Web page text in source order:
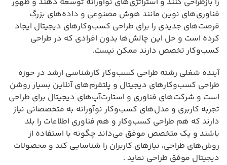
فناوری‌های نوین مانند هوش مصنوعی و داده‌های بزرگ
فرصت‌های جدیدی را برای طراحی کسب‌وکارهای دیجیتال ایجاد
کرده است و حل این چالش‌ها بدون افرادی که در طراحی
کسب‌وکار تخصص دارند ممکن نیست.
آینده شغلی رشته طراحی کسب‌وکار کارشناسی ارشد در حوزه
طراحی کسب‌وکارهای دیجیتال و پلتفرم‌های آنلاین بسیار روشن
است و شرکت‌های فناوری و استارت‌آپ‌های دیجیتال برای طراحی
تجربه کاربری و مدل‌های کسب‌وکار نوآورانه به متخصصانی نیاز
دارند که هم طراحی کسب‌وکار و هم فناوری اطلاعات را بلد
باشند و یک متخصص موفق می‌داند چگونه با استفاده از
روش‌های طراحی، نیازهای کاربران را شناسایی کند و محصولات
دیجیتال موفق طراحی نماید .